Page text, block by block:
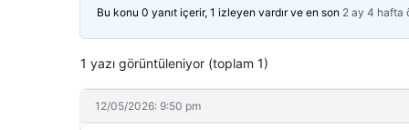
Bu konu 0 yanıt içerir, 1 izleyen vardır ve en son 2 ay 4 hafta
1 yazı görüntüleniyor (toplam 1)
12/05/2026: 9:50 pm